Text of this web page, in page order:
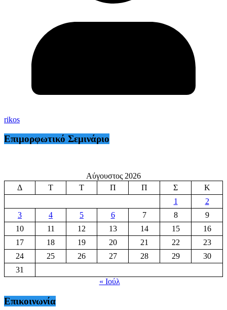
rikos
Επιμορφωτικό Σεμινάριο
Αύγουστος 2026
Δ
Τ Τ Π Π Σ
Κ
1
2
3
4 5 6 7 8
9
10
11 12 13 14 15
16
17
18 19 20 21 22
23
24
25 26 27 28 29
30
31
« Ιούλ
Επικοινωνία